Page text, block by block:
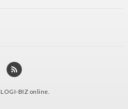
LOGI-BIZ online